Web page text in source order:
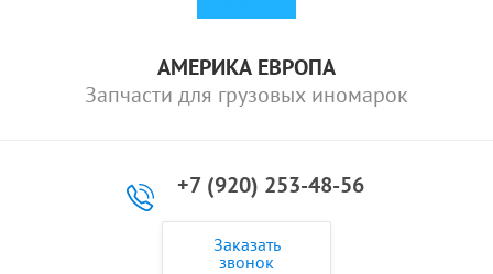
АМЕРИКА ЕВРОПА
Запчасти для грузовых иномарок
+7 (920) 253-48-56
Заказать
звонок